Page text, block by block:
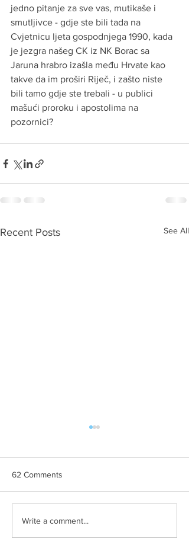
jedno pitanje za sve vas, mutikaše i
smutljivce - gdje ste bili tada na
Cvjetnicu ljeta gospodnjega 1990, kada
je jezgra našeg CK iz NK Borac sa
Jaruna hrabro izašla među Hrvate kao
takve da im proširi Riječ, i zašto niste
bili tamo gdje ste trebali - u publici
mašući proroku i apostolima na
pozornici?
Recent Posts See All
AUU BREE
62 Comments
Write a comment...